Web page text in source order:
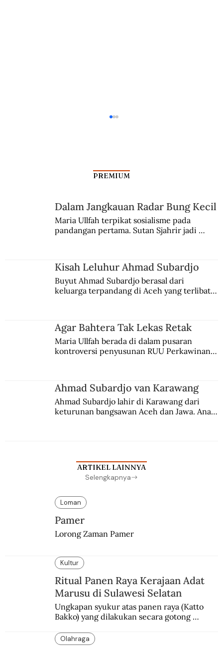
PREMIUM
Dalam Jangkauan Radar Bung Kecil
Maria Ullfah terpikat sosialisme pada
pandangan pertama. Sutan Sjahrir jadi
Kisah Leluhur Ahmad Subardjo
Buyut Ahmad Subardjo berasal dari
keluarga terpandang di Aceh yang terlibat
Agar Bahtera Tak Lekas Retak
Maria Ullfah berada di dalam pusaran
kontroversi penyusunan RUU Perkawinan.
Ahmad Subardjo van Karawang
Ahmad Subardjo lahir di Karawang dari
keturunan bangsawan Aceh dan Jawa. Anak
ARTIKEL LAINNYA
Selengkapnya
Loman
Pamer
Lorong Zaman Pamer
Kultur
Ritual Panen Raya Kerajaan Adat
Marusu di Sulawesi Selatan
Ungkapan syukur atas panen raya (Katto
Bakko) yang dilakukan secara gotong
Olahraga